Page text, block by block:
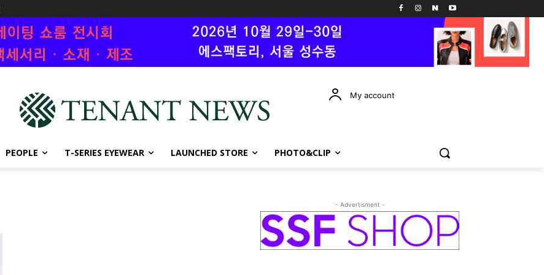
My account
PEOPLE T-SERIES EYEWEAR LAUNCHED STORE PHOTO&CLIP
- Advertisment -